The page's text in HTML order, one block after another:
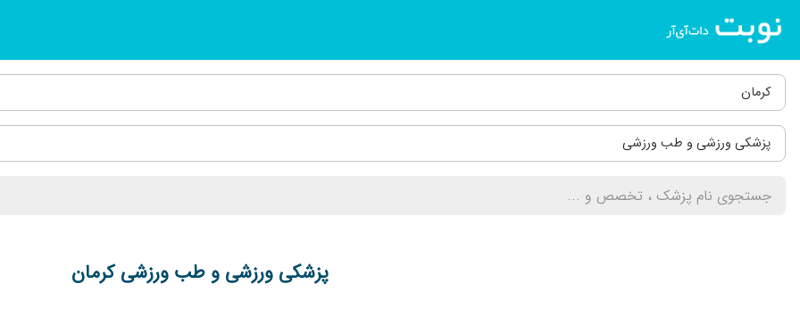
کرمان
پزشکی ورزشی و طب ورزشی
پزشکی ورزشی و طب ورزشی کرمان